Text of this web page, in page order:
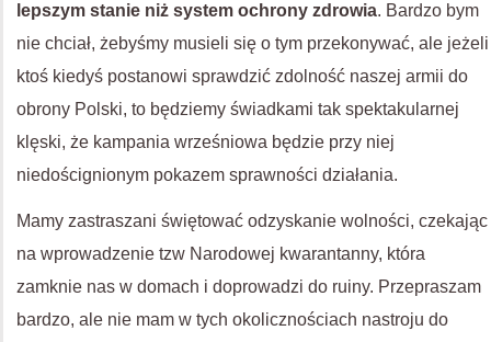
lepszym stanie niż system ochrony zdrowia. Bardzo bym
nie chciał, żebyśmy musieli się o tym przekonywać, ale jeżeli
ktoś kiedyś postanowi sprawdzić zdolność naszej armii do
obrony Polski, to będziemy świadkami tak spektakularnej
klęski, że kampania wrześniowa będzie przy niej
niedoścignionym pokazem sprawności działania.
Mamy zastraszani świętować odzyskanie wolności, czekając
na wprowadzenie tzw Narodowej kwarantanny, która
zamknie nas w domach i doprowadzi do ruiny. Przepraszam
bardzo, ale nie mam w tych okolicznościach nastroju do